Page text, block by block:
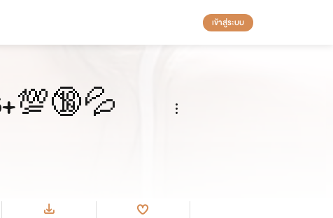
เข้าสู่ระบบ